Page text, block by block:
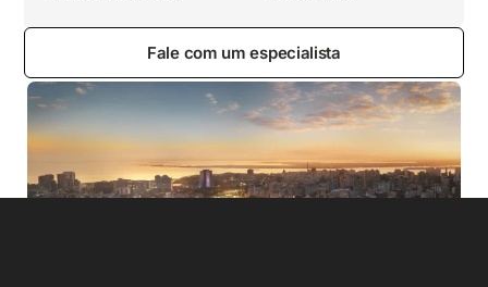
Fale com um especialista